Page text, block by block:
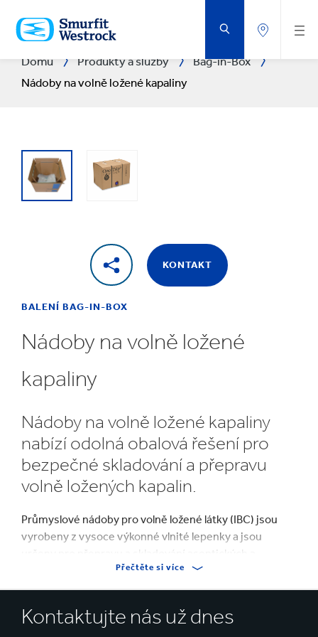
NA
HLAVNÍ
OBSAH
Domů Produkty a služby
Bag-in-Box
Nádoby na volně ložené kapaliny
KONTAKT
BALENÍ BAG-IN-BOX
Nádoby na volně ložené
kapaliny
Nádoby na volně ložené kapaliny
nabízí odolná obalová řešení pro
bezpečné skladování a přepravu
volně ložených kapalin.
Průmyslové nádoby pro volně ložené látky (IBC) jsou
vyrobeny z vysoce výkonné vlnité lepenky a jsou
určeny pro přepravu a skladování aseptických a
neaseptických volně ložených kapalin.
jsou IBC ideálním řešením, pokud jde o průmyslové
Přečtěte si více
Kontaktujte nás už dnes